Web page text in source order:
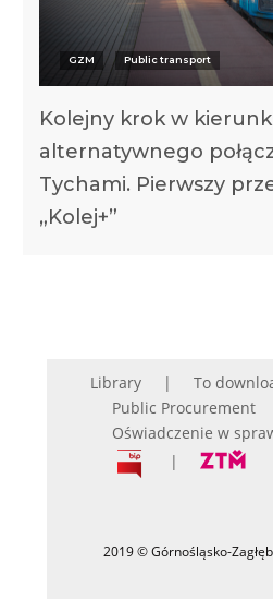
GZM Public transport
Kolejny krok w
alternatywnego
Tychami. Pierwszy
„Kolej+”
Library
To
Public Procurement
Oświadczenie w
2019 © Górnośląsko-